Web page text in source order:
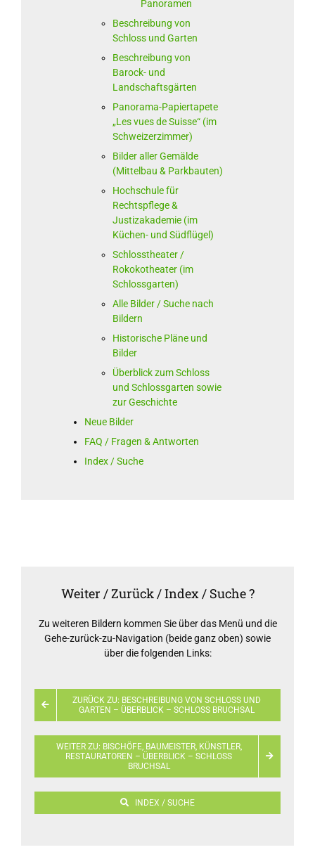
Panoramen
Beschreibung von
Schloss und Garten
Beschreibung von
Barock- und
Landschaftsgärten
Panorama-Papiertapete
„Les vues de Suisse“ (im
Schweizerzimmer)
Bilder aller Gemälde
(Mittelbau & Parkbauten)
Hochschule für
Rechtspflege &
Justizakademie (im
Küchen- und Südflügel)
Schlosstheater /
Rokokotheater (im
Schlossgarten)
Alle Bilder / Suche nach
Bildern
Historische Pläne und
Bilder
Überblick zum Schloss
und Schlossgarten sowie
zur Geschichte
Neue Bilder
FAQ / Fragen & Antworten
Index / Suche
Weiter / Zurück / Index / Suche ?
Zu weiteren Bildern kommen Sie über das Menü und die
Gehe-zurück-zu-Navigation (beide ganz oben) sowie
über die folgenden Links:
ZURÜCK ZU: BESCHREIBUNG VON SCHLOSS UND
GARTEN – ÜBERBLICK – SCHLOSS BRUCHSAL
WEITER ZU: BISCHÖFE, BAUMEISTER, KÜNSTLER,
RESTAURATOREN – ÜBERBLICK – SCHLOSS
BRUCHSAL
INDEX / SUCHE